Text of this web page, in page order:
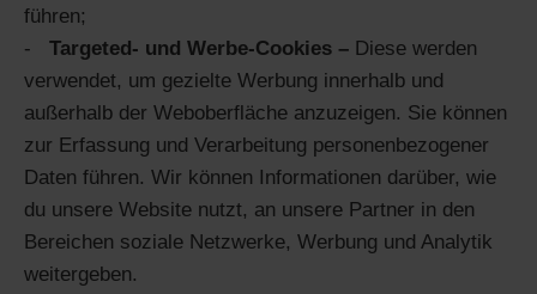
führen;
Targeted- und Werbe-Cookies – Diese werden
verwendet, um gezielte Werbung innerhalb und
außerhalb der Weboberfläche anzuzeigen. Sie können
zur Erfassung und Verarbeitung personenbezogener
Daten führen. Wir können Informationen darüber, wie
du unsere Website nutzt, an unsere Partner in den
Bereichen soziale Netzwerke, Werbung und Analytik
weitergeben.